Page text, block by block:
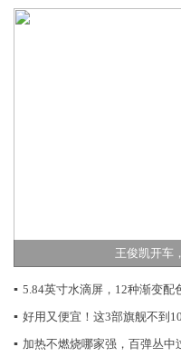
王俊凯开车
▪ 5.84英寸水滴屏，12种渐变配
▪ 好用又便宜！这3部旗舰不到
▪ 加热不燃烧哪家强，百弹丛中